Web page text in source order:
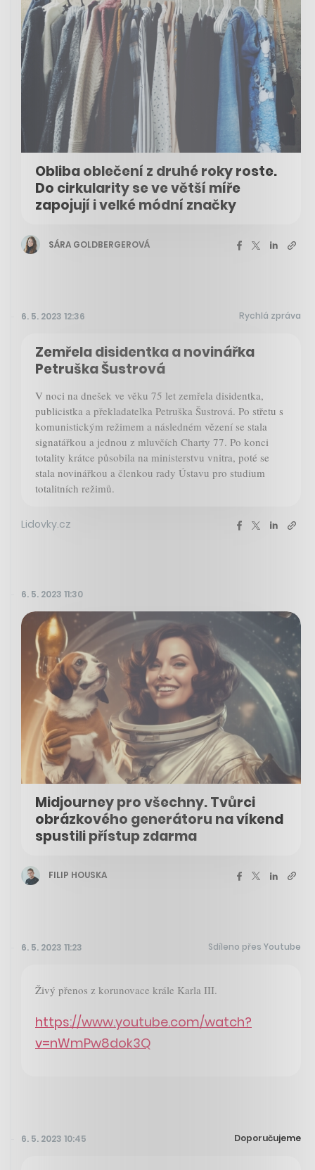
Obliba oblečení z druhé roky roste.
Do cirkularity se ve větší míře
zapojují i velké módní značky
SÁRA GOLDBERGEROVÁ
6. 5. 2023 12:36 Rychlá zpráva
Zemřela disidentka a novinářka
Petruška Šustrová
V noci na dnešek ve věku 75 let zemřela disidentka,
publicistka a překladatelka Petruška Šustrová. Po střetu s
komunistickým režimem a následném vězení se stala
signatářkou a jednou z mluvčích Charty 77. Po konci
totality krátce působila na ministerstvu vnitra, poté se
stala novinářkou a členkou rady Ústavu pro studium
totalitních režimů.
Lidovky.cz
6. 5. 2023 11:30
Midjourney pro všechny. Tvůrci
obrázkového generátoru na víkend
spustili přístup zdarma
FILIP HOUSKA
6. 5. 2023 11:23 Sdíleno přes Youtube
Živý přenos z korunovace krále Karla III.
https://www.youtube.com/watch?
v=nWmPw8dok3Q
6. 5. 2023 10:45 Doporučujeme